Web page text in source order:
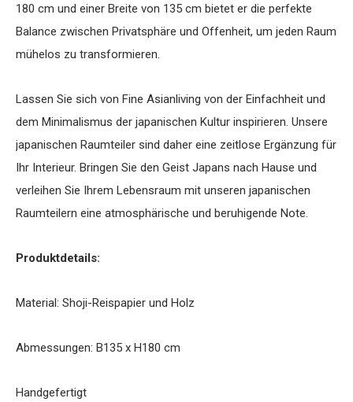
180 cm und einer Breite von 135 cm bietet er die perfekte
Balance zwischen Privatsphäre und Offenheit, um jeden Raum
mühelos zu transformieren.
Lassen Sie sich von Fine Asianliving von der Einfachheit und
dem Minimalismus der japanischen Kultur inspirieren. Unsere
japanischen Raumteiler sind daher eine zeitlose Ergänzung für
Ihr Interieur. Bringen Sie den Geist Japans nach Hause und
verleihen Sie Ihrem Lebensraum mit unseren japanischen
Raumteilern eine atmosphärische und beruhigende Note.
Produktdetails:
Material: Shoji-Reispapier und Holz
Abmessungen: B135 x H180 cm
Handgefertigt